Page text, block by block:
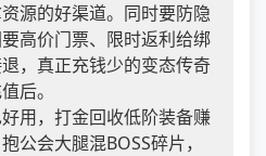
源的好渠道。同时要防隐
高价门票、限时返利给绑
，真正充钱少的变态传奇
后。
用，打金回收低阶装备赚
公会大腿混BOSS碎片，